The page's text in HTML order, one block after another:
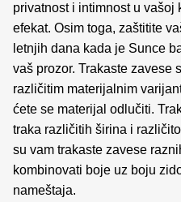
privatnost i intimnost u vašoj
efekat. Osim toga, zaštitite
letnjih dana kada je Sunce
vaš prozor. Trakaste zavese
različitim materijalnim
ćete se materijal odlučiti.
traka različitih širina i
su vam trakaste zavese
kombinovati boje uz boju
nameštaja.